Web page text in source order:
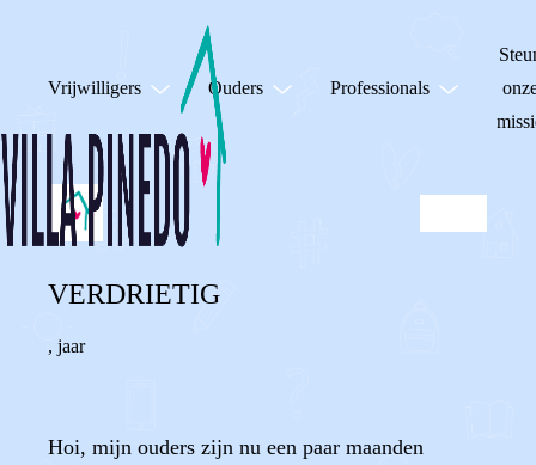
Vrijwilligers Ouders Professionals
VERDRIETIG
, jaar
Hoi, mijn ouders zijn nu een paar maanden